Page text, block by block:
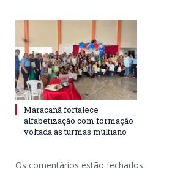
Maracanã fortalece
alfabetização com formação
voltada às turmas multiano
Os comentários estão fechados.